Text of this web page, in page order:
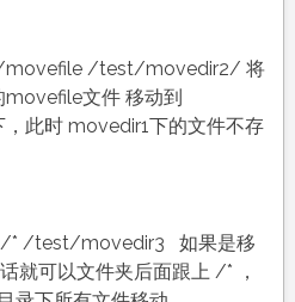
/test/movedir2/ 将
文件 移动到
此时 movedir1下的文件不存
/test/movedir3 如果是移
就可以文件夹后面跟上 /* ，